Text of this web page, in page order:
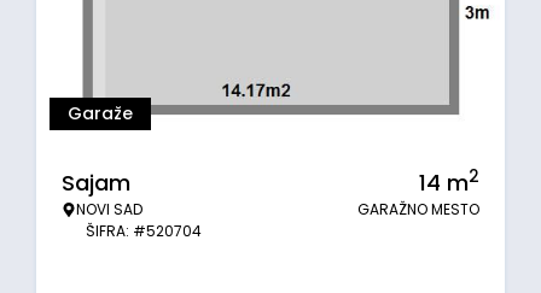
Garaže
Sajam
NOVI SAD
ŠIFRA: #520704
14 m2
GARAŽNO MESTO